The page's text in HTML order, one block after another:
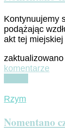
Kontynuujemy
podążając
akt tej
zaktualizowano
komentarze
Rzym
Nomentano